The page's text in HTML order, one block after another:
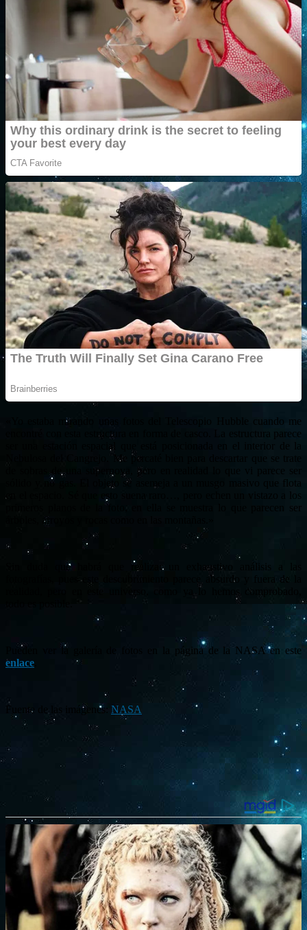
«Yo estaba mirando unas fotos del Telescopio Hubble cuando me
encontré con esta estructura en forma de casco. La estructura parece
ser una estación espacial que está posicionada en el interior de la
Nebulosa del Cangrejo. Me percaté bien para descartar que se trate
de sobras de una supernova, pero en realidad lo que vi parece ser
sólido y no gas. El objeto se asemeja a un musgo masivo que flota
en el espacio. Sé que esto suena raro…, pero echen un vistazo a los
primeros planos de la foto, en ella se muestra lo que parecen ser
árboles, arroyos y rocas como en las montañas.»
Sin duda que habrá que realizar un exhaustivo análisis a las
fotografías, pues este descubrimiento parece absurdo y fuera de la
realidad, pero en este universo, como ya lo hemos comprobado,
Pueden ver la galería de fotos en la página de la NASA en este
enlace
Fuente de las imágenes: NASA